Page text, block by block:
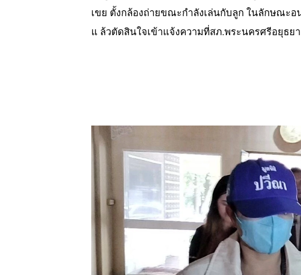
เขย ตั้งกล้องถ่ายขณะกำลังเล่นกับลูก ในลักษณะ
แ ล้วตัดสินใจเข้าแจ้งความที่สภ.พระนครศรีอยุธ